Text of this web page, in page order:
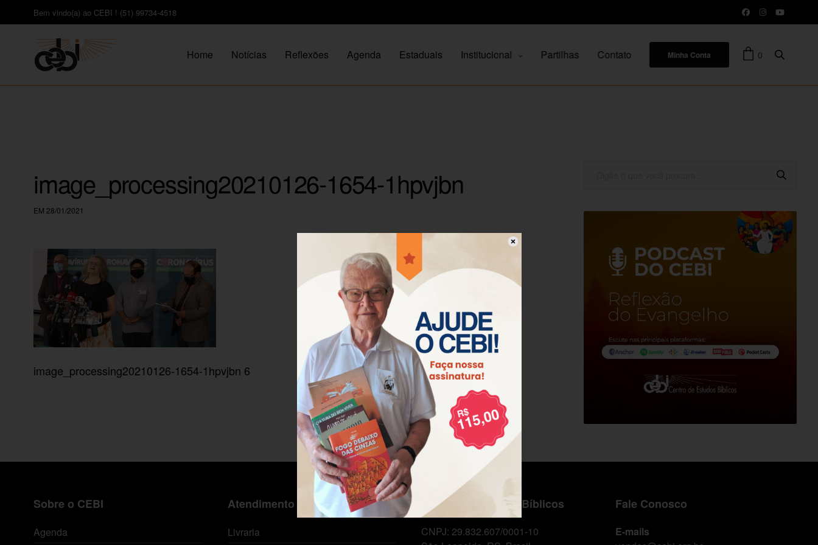
Bem vindo(a) ao CEBI ! (51) 99734-4518
Home Notícias Reflexões Agenda Estaduais Institucional Partilhas Contato Minha Conta 0
image_processing20210126-1654-1hpvjbn
EM 28/01/2021
image_processing20210126-1654-1hpvjbn 6
Sobre o CEBI
Agenda
Atendimento ao Cliente
Livraria
Centro de Estudos Bíblicos
CNPJ: 29.832.607/0001-10
Fale Conosco
E-mails